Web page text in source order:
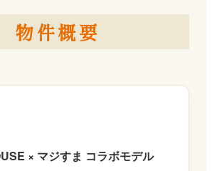
物件概要
× マジすま コラボモデル